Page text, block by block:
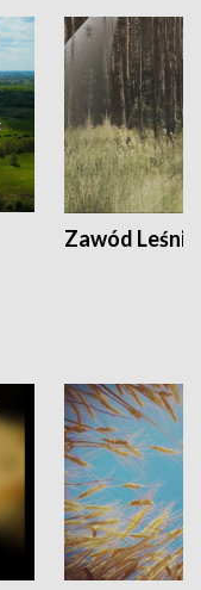
Zawód Leśnik